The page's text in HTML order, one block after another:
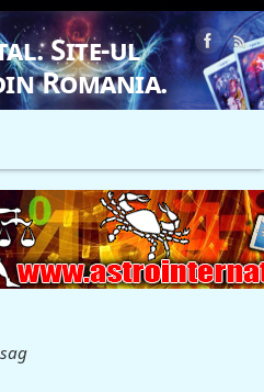
Site-ul
Romania.
VRAJITOARE